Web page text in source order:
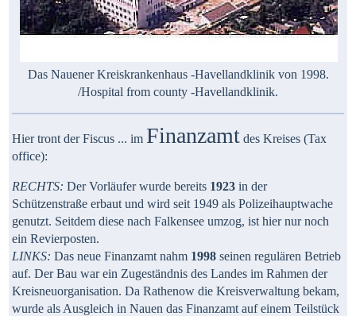
Das Nauener Kreiskrankenhaus -Havellandklinik von 1998.
/Hospital from county -Havellandklinik.
Hier tront der Fiscus ... im Finanzamt des Kreises (Tax
office):
RECHTS: Der Vorläufer wurde bereits 1923 in der
Schützenstraße erbaut und wird seit 1949 als Polizeihauptwache
genutzt. Seitdem diese nach Falkensee umzog, ist hier nur noch
ein Revierposten.
LINKS: Das neue Finanzamt nahm 1998 seinen regulären Betrieb
auf. Der Bau war ein Zugeständnis des Landes im Rahmen der
Kreisneuorganisation. Da Rathenow die Kreisverwaltung bekam,
wurde als Ausgleich in Nauen das Finanzamt auf einem Teilstück